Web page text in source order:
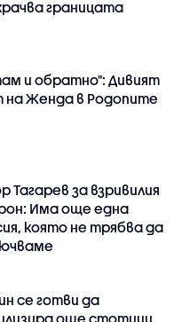
границата
и обратно": Дивият
на Женда в Родопите
Тагарев за взривилия
Има още една
която не трябва да
се готви да
още стотици